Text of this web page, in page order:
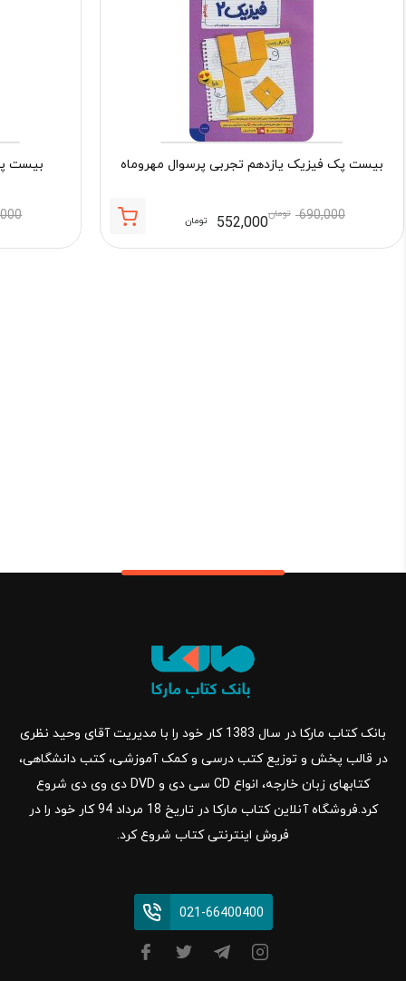
بیست پک فیزیک یازدهم تجربی پرسوال مهروماه
690,000 تومان552,000 تومان
بیست
بانک کتاب مارکا در سال 1383 کار خود را با مدیریت آقای وحید نظری
در قالب پخش و توزیع کتب درسی و کمک آموزشی، کتب دانشگاهی،
کتابهای زبان خارجه، انواع CD سی دی و DVD دی وی دی شروع
کرد.فروشگاه آنلاین کتاب مارکا در تاریخ 18 مرداد 94 کار خود را در
فروش اینترنتی کتاب شروع کرد.
021-66400400